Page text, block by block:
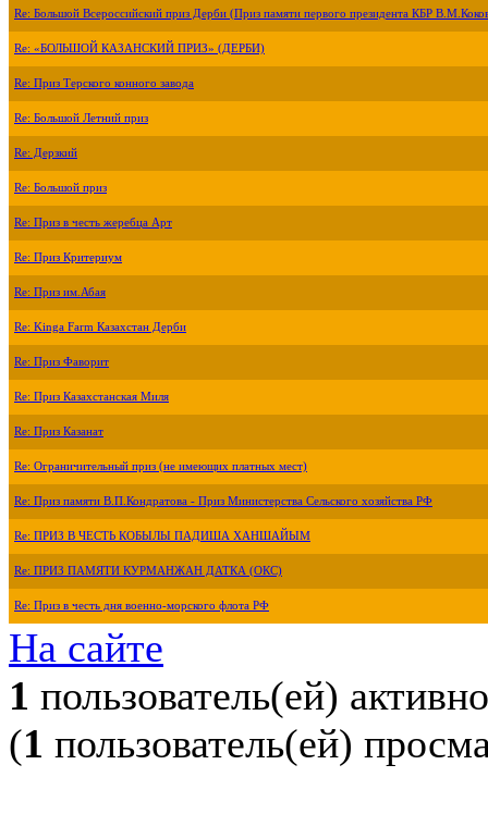
Re: Большой Всероссийский приз Дерби (Приз памяти первого президента КБР
Re: «БОЛЬШОЙ КАЗАНСКИЙ ПРИЗ» (ДЕРБИ)
Re: Приз Терского конного завода
Re: Большой Летний приз
Re: Дерзкий
Re: Большой приз
Re: Приз в честь жеребца Арт
Re: Приз Критериум
Re: Приз им.Абая
Re: Kinga Farm Казахстан Дерби
Re: Приз Фаворит
Re: Приз Казахстанская Миля
Re: Приз Казанат
Re: Ограничительный приз (не имеющих платных мест)
Re: Приз памяти В.П.Кондратова - Приз Министерства Сельского хозяйства РФ
Re: ПРИЗ В ЧЕСТЬ КОБЫЛЫ ПАДИША ХАНШАЙЫМ
Re: ПРИЗ ПАМЯТИ КУРМАНЖАН ДАТКА (ОКС)
Re: Приз в честь дня военно-морского флота РФ
На сайте
1 пользователь(ей) активно
(1 пользователь(ей)